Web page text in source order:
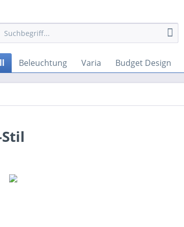
Beleuchtung Varia Budget Design